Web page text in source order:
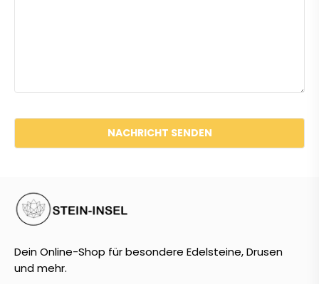
Dein Online-Shop für besondere Edelsteine, Drusen
und mehr.